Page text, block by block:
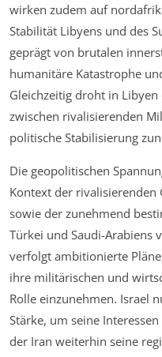
wirken zudem auf
Stabilität Libyens und des
geprägt von brutalen
humanitäre Katastrophe
Gleichzeitig droht in
zwischen rivalisierenden
politische Stabilisierung
Die geopolitischen
Kontext der rivalisierenden
sowie der zunehmend
Türkei und Saudi-Arabiens
verfolgt ambitionierte
ihre militärischen und
Rolle einzunehmen. Israel
Stärke, um seine
der Iran weiterhin seine